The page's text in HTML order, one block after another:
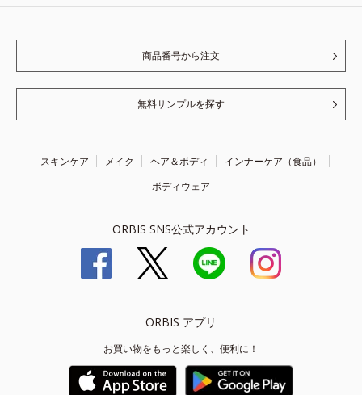
商品番号から注文
無料サンプルを探す
スキンケア メイク ヘア＆ボディ
インナーケア（食品）
ボディウェア
ORBIS SNS公式アカウント
ORBIS アプリ
お買い物をもっと楽しく、便利に！